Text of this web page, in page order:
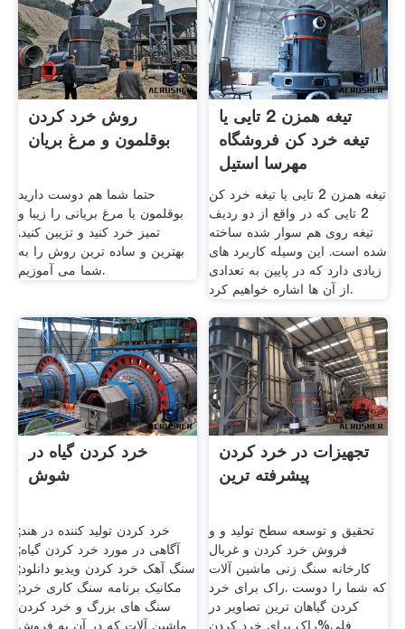
روش خرد کردن
بوقلمون و مرغ بریان
حتما شما هم دوست دارید
بوقلمون یا مرغ بریانی را زیبا و
تمیز خرد کنید و تزیین کنید.
بهترین و ساده ترین روش را به
شما می آموزیم.
تیغه همزن 2 تایی یا
تیغه خرد کن فروشگاه
مهرسا استیل
تیغه همزن 2 تایی یا تیغه خرد کن
2 تایی که در واقع از دو ردیف
تیغه روی هم سوار شده ساخته
شده است. این وسیله کاربرد های
زیادی دارد که در پایین به تعدادی
از آن ها اشاره خواهیم کرد.
خرد کردن گیاه در
شوش
خرد کردن تولید کننده در هند;
آگاهی در مورد خرد کردن گیاه;
سنگ آهک خرد کردن ویدیو دانلود;
مکانیک برنامه سنگ کاری خرد;
سنگ های بزرگ و خرد کردن
ماشین آلات که در آن به فروش
تجهیزات در خرد کردن
پیشرفته ترین
تحقیق و توسعه سطح تولید و و
فروش خرد کردن و غربال
کارخانه سنگ زنی ماشین آلات
که شما را دوست .راک برای خرد
کردن گیاهان ترین تصاویر در
فلی%راک برای خرد کردن